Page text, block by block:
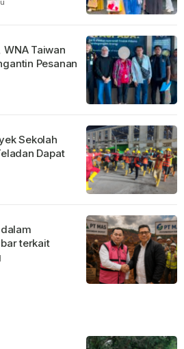
Taiwan
Pesanan
Sekolah
Dapat
terkait